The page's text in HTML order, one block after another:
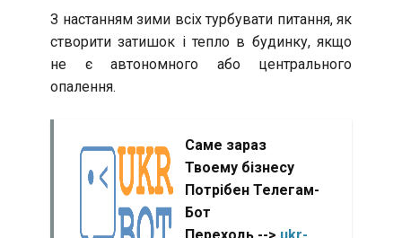
З настанням зими всіх турбувати питання, як
створити затишок і тепло в будинку, якщо
не є автономного або центрального
опалення.
Саме зараз
Твоему бізнесу
Потрібен Телегам-
Бот
Переходь --> ukr-